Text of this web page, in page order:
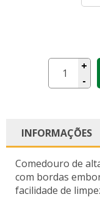
+
-
INFORMAÇÕES
Comedouro de
com bordas
facilidade de